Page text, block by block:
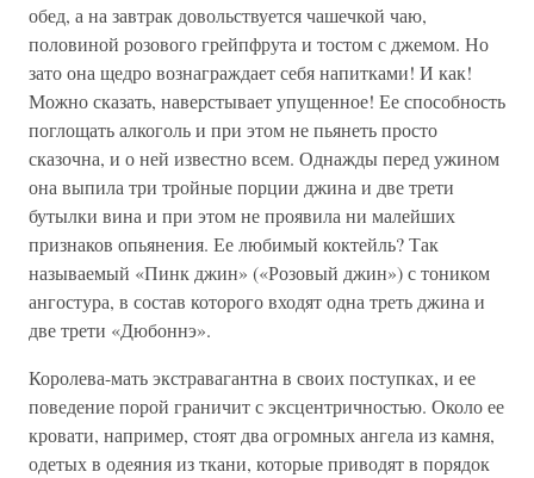
обед, а на завтрак довольствуется чашечкой чаю,
половиной розового грейпфрута и тостом с джемом. Но
зато она щедро вознаграждает себя напитками! И как!
Можно сказать, наверстывает упущенное! Ее способность
поглощать алкоголь и при этом не пьянеть просто
сказочна, и о ней известно всем. Однажды перед ужином
она выпила три тройные порции джина и две трети
бутылки вина и при этом не проявила ни малейших
признаков опьянения. Ее любимый коктейль? Так
называемый «Пинк джин» («Розовый джин») с тоником
ангостура, в состав которого входят одна треть джина и
две трети «Дюбоннэ».
Королева-мать экстравагантна в своих поступках, и ее
поведение порой граничит с эксцентричностью. Около ее
кровати, например, стоят два огромных ангела из камня,
одетых в одеяния из ткани, которые приводят в порядок